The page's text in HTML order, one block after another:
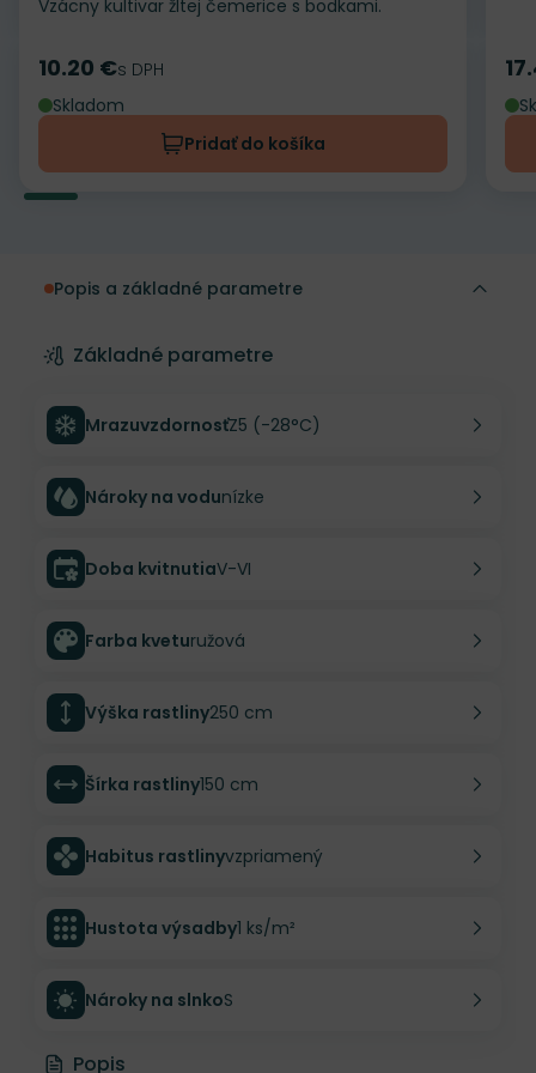
Vzácny kultivar žltej čemerice s bodkami.
Cena
10.20 €s DPH
Skladom
Pridať do košíka
Popis a základné parametre
Základné parametre
MrazuvzdornosťZ5 (-28°C)
Nároky na vodunízke
Doba kvitnutiaV-VI
Farba kveturužová
Výška rastliny250 cm
Šírka rastliny150 cm
Habitus rastlinyvzpriamený
Hustota výsadby1 ks/m²
Nároky na slnkoS
Popis